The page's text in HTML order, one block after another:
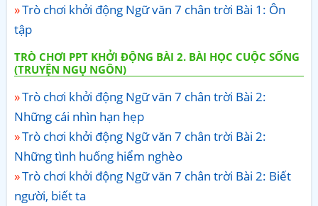
Trò chơi khởi động Ngữ văn 7 chân trời Bài 1: Ôn
tập
TRÒ CHƠI PPT KHỞI ĐỘNG BÀI 2. BÀI HỌC CUỘC SỐNG
(TRUYỆN NGỤ NGÔN)
Trò chơi khởi động Ngữ văn 7 chân trời Bài 2:
Những cái nhìn hạn hẹp
Trò chơi khởi động Ngữ văn 7 chân trời Bài 2:
Những tình huống hiểm nghèo
Trò chơi khởi động Ngữ văn 7 chân trời Bài 2: Biết
người, biết ta